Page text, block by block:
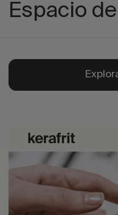
Espacio